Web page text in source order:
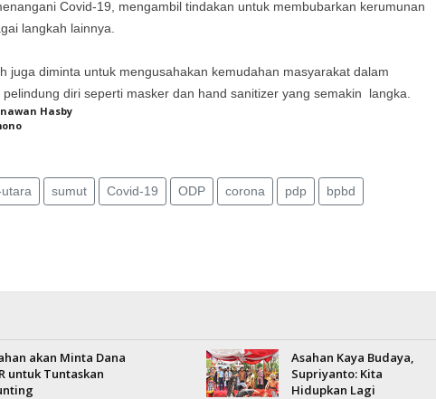
Covid-19, mengambil tindakan untuk membubarkan kerumunan
langkah lainnya.
juga diminta untuk mengusahakan kemudahan masyarakat dalam
diri seperti masker dan hand sanitizer yang semakin langka.
Hasby
sumut Covid-19 ODP corona pdp bpbd
akan Minta Dana
untuk Tuntaskan
Asahan Kaya Budaya,
Supriyanto: Kita
Hidupkan Lagi